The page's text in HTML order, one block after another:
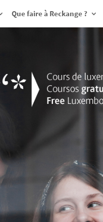
Que faire à Reckange ?